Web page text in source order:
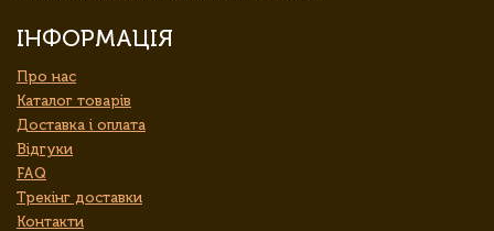
ІНФОРМАЦІЯ
Про нас
Каталог товарів
Доставка і оплата
Відгуки
FAQ
Трекінг доставки
Контакти